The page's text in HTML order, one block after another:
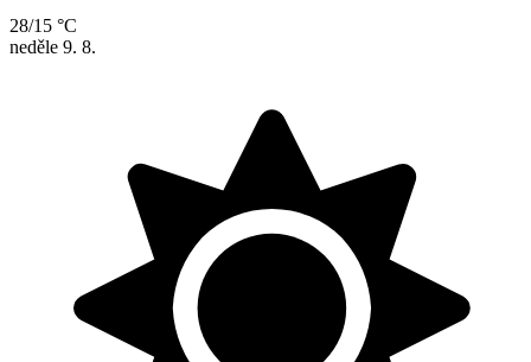
28/15 °C
neděle 9. 8.